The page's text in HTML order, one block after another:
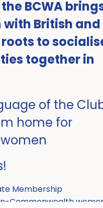
BCWA
British and
to
together in
of the
home for
Membership
Commonwealth